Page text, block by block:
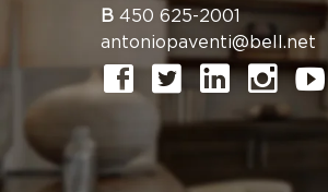
B 450 625-2001
antoniopaventi@bell.net